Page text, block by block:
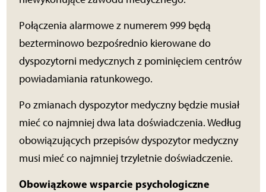
Połączenia alarmowe z numerem 999 będą
bezterminowo bezpośrednio kierowane do
dyspozytorni medycznych z pominięciem centrów
powiadamiania ratunkowego.
Po zmianach dyspozytor medyczny będzie musiał
mieć co najmniej dwa lata doświadczenia. Według
obowiązujących przepisów dyspozytor medyczny
musi mieć co najmniej trzyletnie doświadczenie.
Obowiązkowe wsparcie psychologiczne